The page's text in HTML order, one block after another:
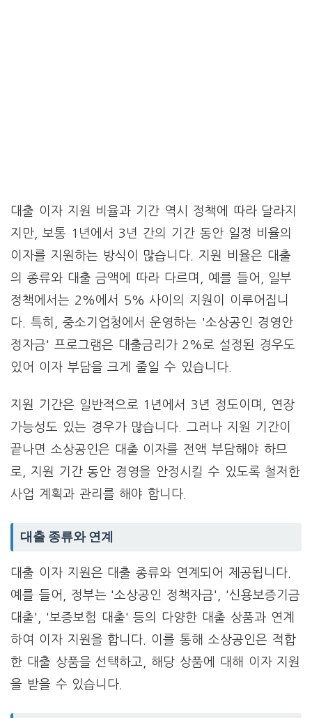
대출 이자 지원 비율과 기간 역시 정책에 따라 달라지
지만, 보통 1년에서 3년 간의 기간 동안 일정 비율의
이자를 지원하는 방식이 많습니다. 지원 비율은 대출
의 종류와 대출 금액에 따라 다르며, 예를 들어, 일부
정책에서는 2%에서 5% 사이의 지원이 이루어집니
다. 특히, 중소기업청에서 운영하는 '소상공인 경영안
정자금' 프로그램은 대출금리가 2%로 설정된 경우도
있어 이자 부담을 크게 줄일 수 있습니다.
지원 기간은 일반적으로 1년에서 3년 정도이며, 연장
가능성도 있는 경우가 많습니다. 그러나 지원 기간이
끝나면 소상공인은 대출 이자를 전액 부담해야 하므
로, 지원 기간 동안 경영을 안정시킬 수 있도록 철저한
사업 계획과 관리를 해야 합니다.
대출 종류와 연계
대출 이자 지원은 대출 종류와 연계되어 제공됩니다.
예를 들어, 정부는 '소상공인 정책자금', '신용보증기금
대출', '보증보험 대출' 등의 다양한 대출 상품과 연계
하여 이자 지원을 합니다. 이를 통해 소상공인은 적합
한 대출 상품을 선택하고, 해당 상품에 대해 이자 지원
을 받을 수 있습니다.